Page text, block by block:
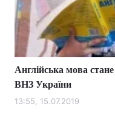
Англійська мова
ВНЗ України
13:55, 15.07.2019